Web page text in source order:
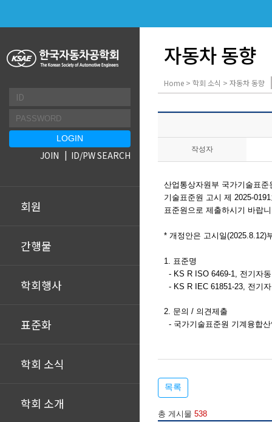
회원
간행물
학회행사
표준화
학회 소식
학회 소개
JOIN ID/PW SEARCH
자동차 동향
Home > 학회 소식 > 자동차 동향
작성자
산업통상자원부 국가기술표준
기술표준원 고시 제 2025-
표준원으로 제출하시기 바랍
* 개정안은 고시일(2025.8.12)
1. 표준명
- KS R ISO 6469-1, 전기자
- KS R IEC 61851-23, 전기
2. 문의 / 의견제출
- 국가기술표준원 기계융합
목록
총 게시물 538